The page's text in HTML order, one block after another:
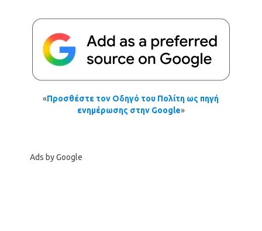
«Προσθέστε τον Οδηγό του Πολίτη ως πηγή
ενημέρωσης στην Google»
Ads by Google